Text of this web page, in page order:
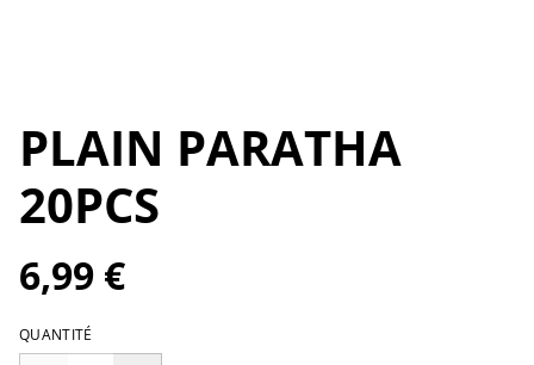
PLAIN PARATHA
20PCS
6,99 €
QUANTITÉ